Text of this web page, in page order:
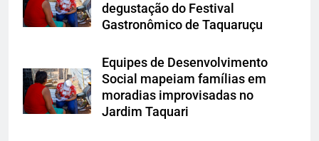
degustação do Festival
Gastronômico de Taquaruçu
Equipes de Desenvolvimento
Social mapeiam famílias em
moradias improvisadas no
Jardim Taquari